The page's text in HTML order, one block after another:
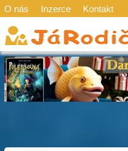
O nás Inzerce Kontakt